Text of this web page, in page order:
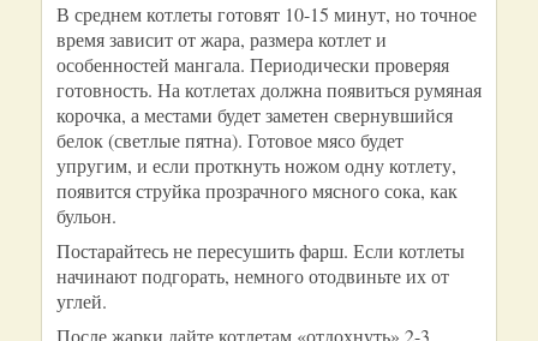
В среднем котлеты готовят 10-15 минут, но точное
время зависит от жара, размера котлет и
особенностей мангала. Периодически проверяя
готовность. На котлетах должна появиться румяная
корочка, а местами будет заметен свернувшийся
белок (светлые пятна). Готовое мясо будет
упругим, и если проткнуть ножом одну котлету,
появится струйка прозрачного мясного сока, как
бульон.
Постарайтесь не пересушить фарш. Если котлеты
начинают подгорать, немного отодвиньте их от
углей.
После жарки дайте котлетам «отдохнуть» 2-3